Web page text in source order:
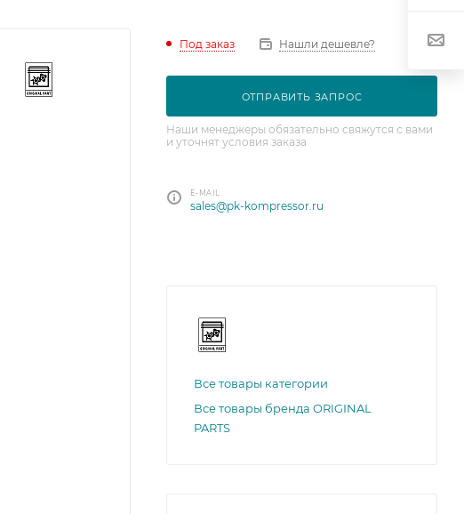
Под заказ Нашли дешевле?
ОТПРАВИТЬ ЗАПРОС
Наши менеджеры обязательно свяжутся с вами
и уточнят условия заказа
E-MAIL
sales@pk-kompressor.ru
Все товары категории
Все товары бренда ORIGINAL
PARTS